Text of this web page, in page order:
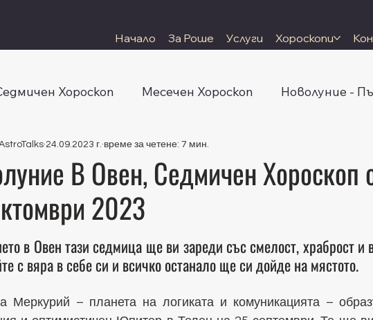
Начало За Роше Услуги Хороскопи
Хороскоп Месечен Хороскоп Новолуние -
В Овен, Седмичен Хороскоп
2023
24.09.2023 г. време за четене: 7 мин.
в Овен тази седмица ще ви зареди със смелост, храброст и
с вяра в себе си и всичко останало ще си дойде на мястото.
Меркурий – планета на логиката и комуникацията –